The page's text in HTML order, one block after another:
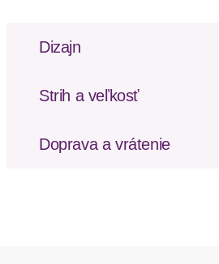
Dizajn
Einsätzen. Feminine High-
Strih nohavičiek: Vysoký pás
Strih a veľkosť
Doprava a vrátenie